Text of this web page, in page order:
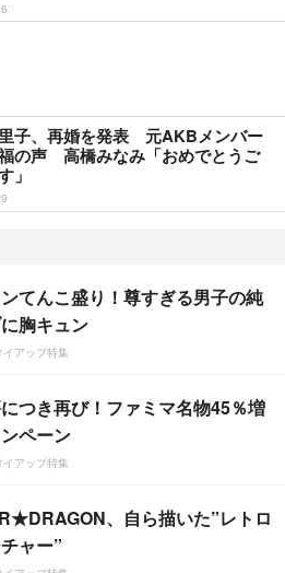
子、再婚を発表 元AKBメンバー
の声 高橋みなみ「おめでとうご
」
てんこ盛り！尊すぎる男子の純
胸キュン
イアップ特集
つき再び！ファミマ名物45％増
ペーン
イアップ特集
、自ら描いた”レトロ
ャー”